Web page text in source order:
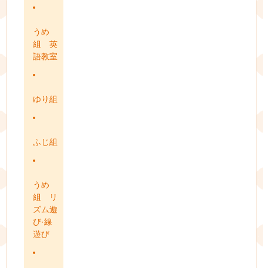
うめ
組 英
語教室
ゆり組
ふじ組
うめ
組 リ
ズム遊
び·線
遊び